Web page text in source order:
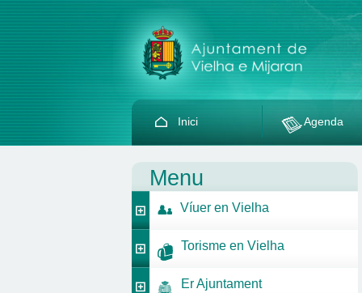
Inici Agenda
Menu
Víuer en Vielha
Torisme en Vielha
Er Ajuntament